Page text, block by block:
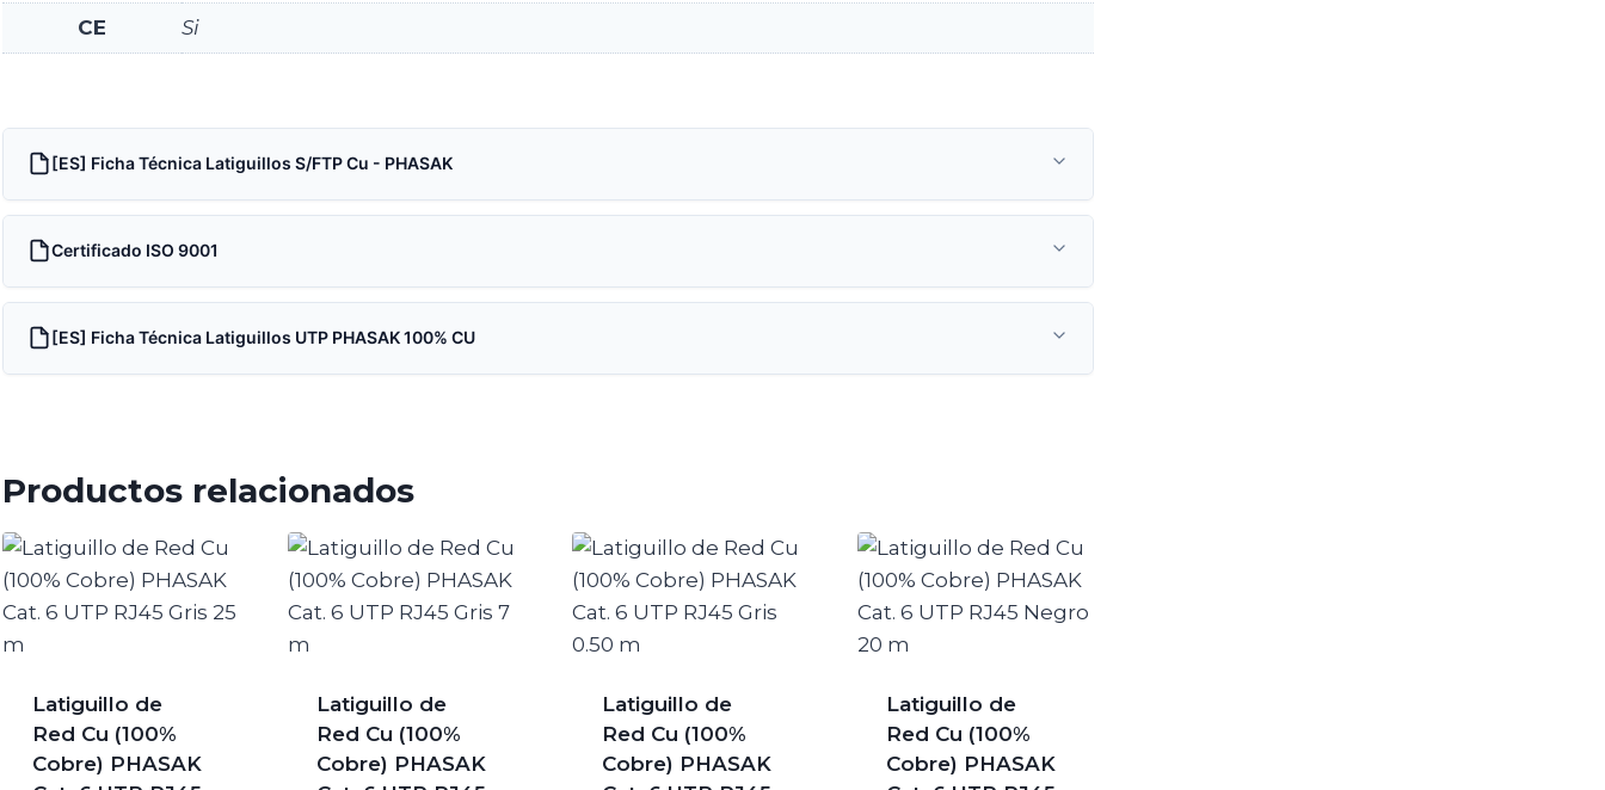
CE Si
[ES] Ficha Técnica Latiguillos S/FTP Cu - PHASAK
Certificado ISO 9001
[ES] Ficha Técnica Latiguillos UTP PHASAK 100% CU
Productos relacionados
Latiguillo de
Red Cu (100%
Cobre) PHASAK
Latiguillo de
Red Cu (100%
Cobre) PHASAK
Latiguillo de
Red Cu (100%
Cobre) PHASAK
Latiguillo de
Red Cu (100%
Cobre) PHASAK